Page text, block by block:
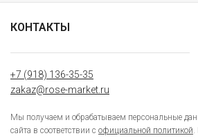
КОНТАКТЫ
+7 (918) 136-35-35
zakaz@rose-market.ru
Мы получаем и обрабатываем персональные
сайта в соответствии с официальной политикой.